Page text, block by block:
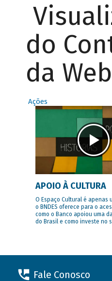
do
da Web
Ações
APOIO À CULTURA
O Espaço Cultural é apenas
o BNDES oferece para o
como o Banco apoiou uma
do Brasil e como investe no
Fale Conosco